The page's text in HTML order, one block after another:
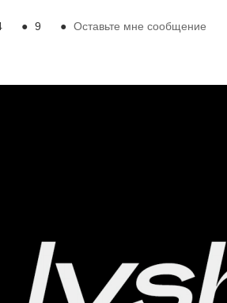
● 9 ● Оставьте мне сообщение